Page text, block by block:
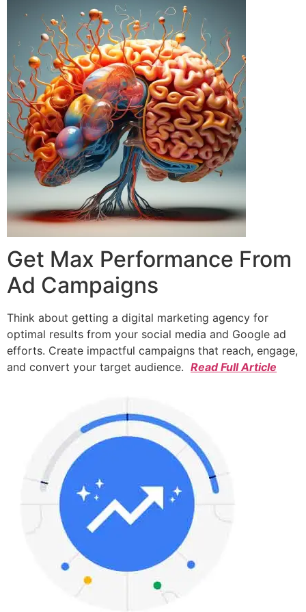
Get Max Performance From
Ad Campaigns
Think about getting a digital marketing agency for
optimal results from your social media and Google ad
efforts. Create impactful campaigns that reach, engage,
and convert your target audience. Read Full Article